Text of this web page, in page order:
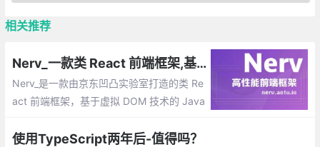
相关推荐
Nerv_一款类 React 前端框架,基于虚拟 DOM 技术的 JavaScript(TypeScript) 库
Nerv_是一款由京东凹凸实验室打造的类 Re
act 前端框架，基于虚拟 DOM 技术的 Java
准，提供了与 React 16 一致的使用方式与
使用TypeScript两年后-值得吗？